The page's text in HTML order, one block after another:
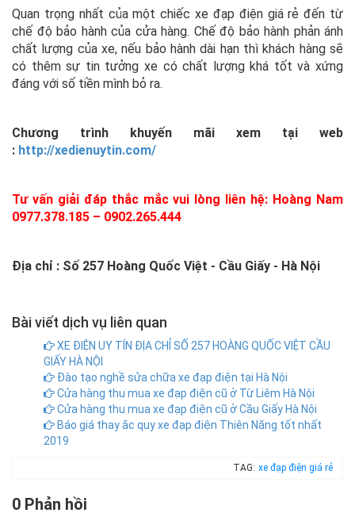
Quan trọng nhất của một chiếc xe đạp điện giá rẻ đến từ
chế độ bảo hành của cửa hàng. Chế độ bảo hành phản ánh
chất lượng của xe, nếu bảo hành dài hạn thì khách hàng sẽ
có thêm sự tin tưởng xe có chất lượng khá tốt và xứng
đáng với số tiền mình bỏ ra.
Chương trình khuyến mãi xem tại web
: http://xedienuytin.com/
Tư vấn giải đáp thắc mắc vui lòng liên hệ: Hoàng Nam
0977.378.185 – 0902.265.444
Địa chỉ : Số 257 Hoàng Quốc Việt - Cầu Giấy - Hà Nội
Bài viết dịch vụ liên quan
XE ĐIỆN UY TÍN ĐỊA CHỈ SỐ 257 HOÀNG QUỐC VIỆT CẦU
GIẤY HÀ NỘI
Đào tạo nghề sửa chữa xe đạp điện tại Hà Nội
Cửa hàng thu mua xe đạp điện cũ ở Từ Liêm Hà Nội
Cửa hàng thu mua xe đạp điện cũ ở Cầu Giấy Hà Nội
Báo giá thay ắc quy xe đạp điện Thiên Năng tốt nhất
2019
TAG: xe đạp điện giá rẻ
0 Phản hồi